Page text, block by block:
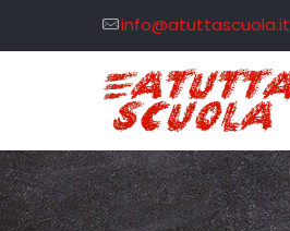
info@atuttascuola.it